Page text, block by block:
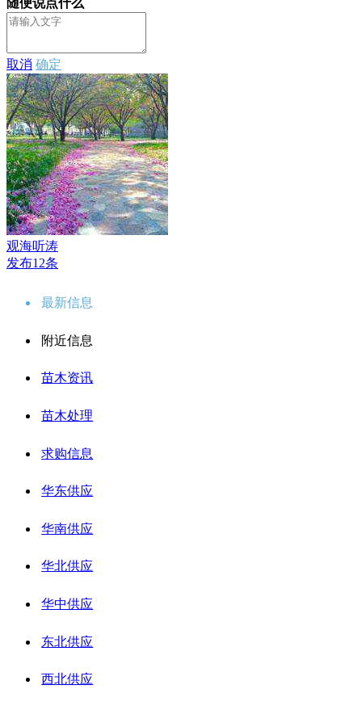
取消 确定
观海听涛
发布12条
最新信息
附近信息
苗木资讯
苗木处理
求购信息
华东供应
华南供应
华北供应
华中供应
东北供应
西北供应